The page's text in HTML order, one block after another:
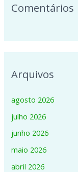
Comentários
Arquivos
agosto 2026
julho 2026
junho 2026
maio 2026
abril 2026